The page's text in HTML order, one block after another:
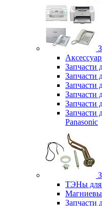
Запчасти
Запчасти
Запчасти
Запчасти
Запчасти
Запчасти
Panasonic
ТЭНы для
Запчасти